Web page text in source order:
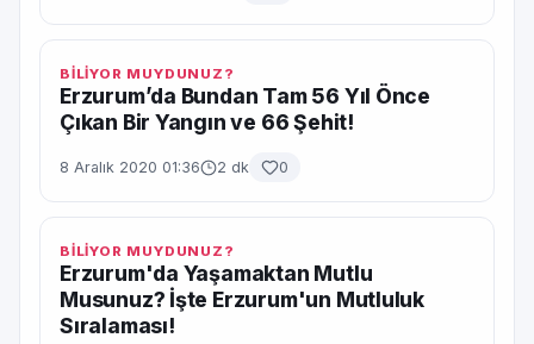
BİLİYOR MUYDUNUZ?
Erzurum’da Bundan Tam 56 Yıl Önce
Çıkan Bir Yangın ve 66 Şehit!
8 Aralık 2020 01:36 2 dk 0
BİLİYOR MUYDUNUZ?
Erzurum'da Yaşamaktan Mutlu
Musunuz? İşte Erzurum'un Mutluluk
Sıralaması!